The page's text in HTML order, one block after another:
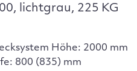
lichtgrau, 225 KG
Höhe: 2000 mm
800 (835) mm